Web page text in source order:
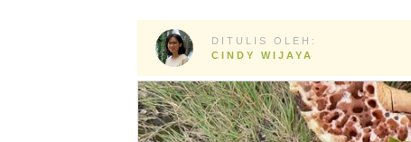
DITULIS OLEH:
CINDY WIJAYA